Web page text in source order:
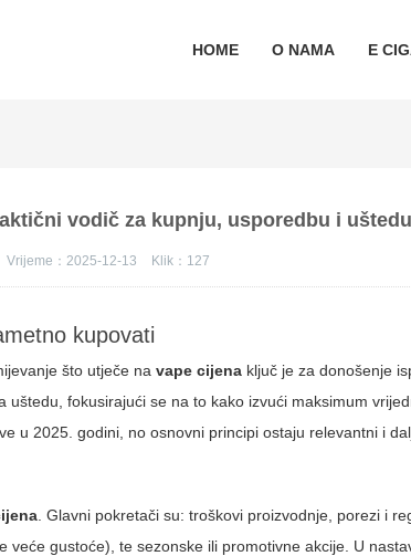
HOME O NAMA E
vodič za kupnju, usporedbu i uštedu
Vrijeme：2025-12-13 Klik： 127
kupovati
što utječe navape cijena ključ je za donošenje
fokusirajući se na to kako izvući maksimum
u 2025. godini, no osnovni principi ostaju relevantni i
. Glavni pokretači su: troškovi proizvodnje, porezi i
gustoće), te sezonske ili promotivne akcije. U